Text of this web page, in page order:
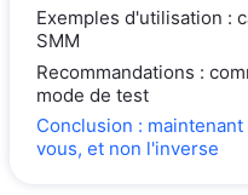
Exemples d'utilisation :
SMM
Recommandations :
mode de test
Conclusion :
vous, et non l'inverse